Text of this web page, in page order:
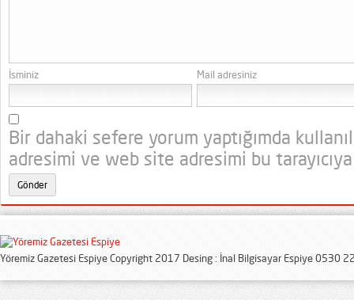
İsminiz Mail adresiniz
Bir dahaki sefere yorum yaptığımda
adresimi ve web site adresimi bu
Yöremiz Gazetesi Espiye Copyright 2017 Desing : İnal Bilgisayar Espiye 0530